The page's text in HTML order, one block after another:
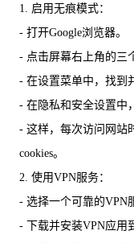
1. 启用无痕模式：
- 打开Google浏览器。
- 点击屏幕右上角的三
- 在设置菜单中，找到
- 在隐私和安全设置中
- 这样，每次访问网站
cookies。
2. 使用VPN服务：
- 选择一个可靠的VPN
- 下载并安装VPN应用